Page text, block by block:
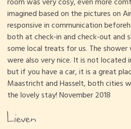
imagined based on the pictures on
responsive in communication
both at check-in and check-out and
some local treats for us. The
were also very nice. It is not
but if you have a car, it is a great
Maastricht and Hasselt, both cities
the lovely stay! November 2018
Lieven